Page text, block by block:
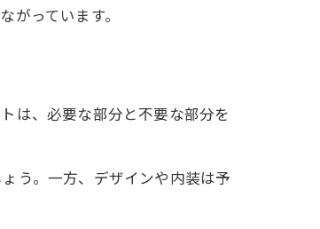
っています。
は、必要な部分と不要な部分を
う。一方、デザインや内装は予